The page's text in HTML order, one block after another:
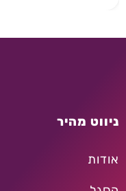
ניווט מהיר
אודות